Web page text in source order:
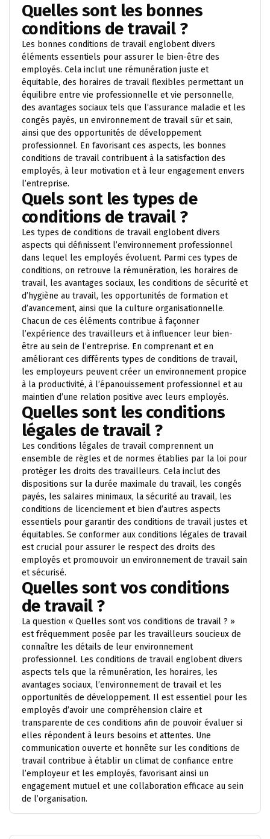
Quelles sont les bonnes
conditions de travail ?
Les bonnes conditions de travail englobent divers
éléments essentiels pour assurer le bien-être des
employés. Cela inclut une rémunération juste et
équitable, des horaires de travail flexibles permettant un
équilibre entre vie professionnelle et vie personnelle,
des avantages sociaux tels que l’assurance maladie et les
congés payés, un environnement de travail sûr et sain,
ainsi que des opportunités de développement
professionnel. En favorisant ces aspects, les bonnes
conditions de travail contribuent à la satisfaction des
employés, à leur motivation et à leur engagement envers
l’entreprise.
Quels sont les types de
conditions de travail ?
Les types de conditions de travail englobent divers
aspects qui définissent l’environnement professionnel
dans lequel les employés évoluent. Parmi ces types de
conditions, on retrouve la rémunération, les horaires de
travail, les avantages sociaux, les conditions de sécurité et
d’hygiène au travail, les opportunités de formation et
d’avancement, ainsi que la culture organisationnelle.
Chacun de ces éléments contribue à façonner
l’expérience des travailleurs et à influencer leur bien-
être au sein de l’entreprise. En comprenant et en
améliorant ces différents types de conditions de travail,
les employeurs peuvent créer un environnement propice
à la productivité, à l’épanouissement professionnel et au
maintien d’une relation positive avec leurs employés.
Quelles sont les conditions
légales de travail ?
Les conditions légales de travail comprennent un
ensemble de règles et de normes établies par la loi pour
protéger les droits des travailleurs. Cela inclut des
dispositions sur la durée maximale du travail, les congés
payés, les salaires minimaux, la sécurité au travail, les
conditions de licenciement et bien d’autres aspects
essentiels pour garantir des conditions de travail justes et
équitables. Se conformer aux conditions légales de travail
est crucial pour assurer le respect des droits des
employés et promouvoir un environnement de travail sain
et sécurisé.
Quelles sont vos conditions
de travail ?
La question « Quelles sont vos conditions de travail ? »
est fréquemment posée par les travailleurs soucieux de
connaître les détails de leur environnement
professionnel. Les conditions de travail englobent divers
aspects tels que la rémunération, les horaires, les
avantages sociaux, l’environnement de travail et les
opportunités de développement. Il est essentiel pour les
employés d’avoir une compréhension claire et
transparente de ces conditions afin de pouvoir évaluer si
elles répondent à leurs besoins et attentes. Une
communication ouverte et honnête sur les conditions de
travail contribue à établir un climat de confiance entre
l’employeur et les employés, favorisant ainsi un
engagement mutuel et une collaboration efficace au sein
de l’organisation.